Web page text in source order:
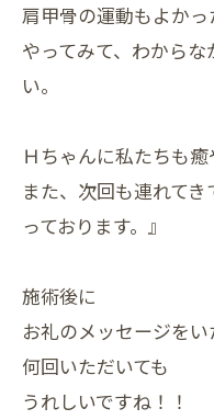
肩甲骨の運動もよかっ
やってみて、わから
い。
Ｈちゃんに私たちも癒
また、次回も連れて
っております。』
施術後に
お礼のメッセージを
何回いただいても
うれしいですね！！